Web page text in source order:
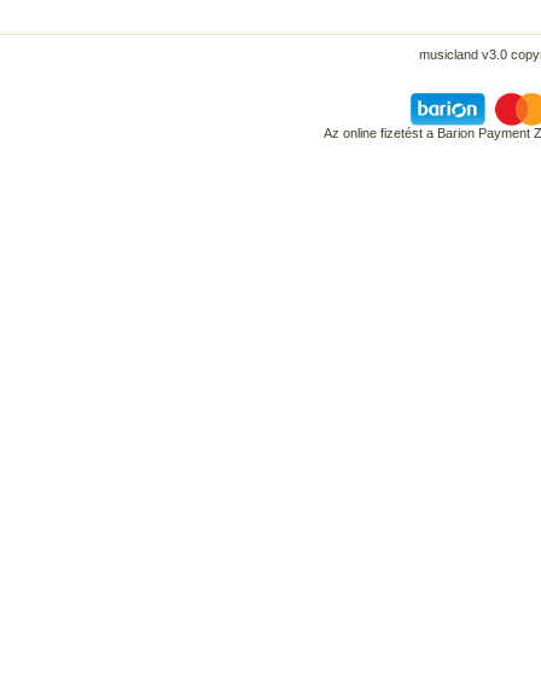
musicland v3.0
Az online fizetést a Barion Payment